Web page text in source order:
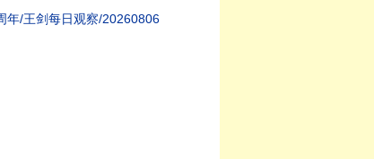
年/王剑每日观察/20260806